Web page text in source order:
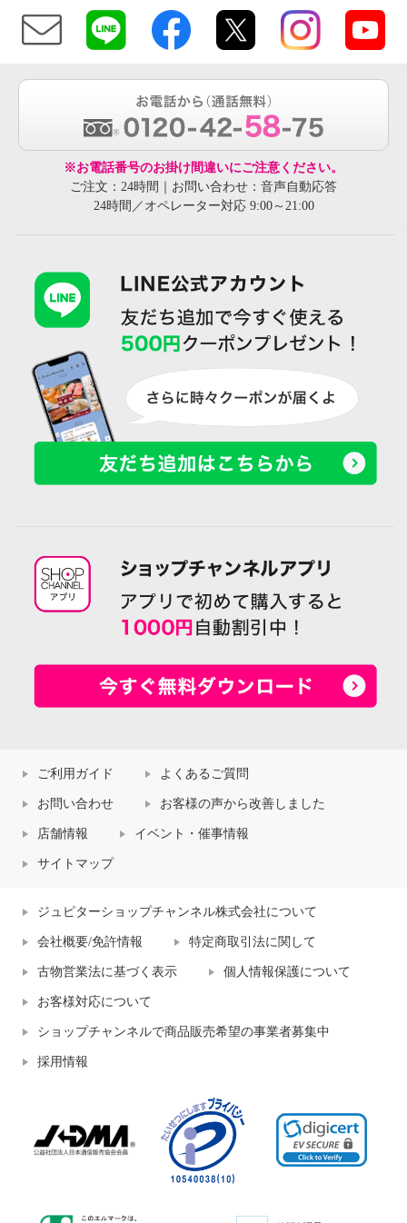
※お電話番号のお掛け間違いにご注意ください。
ご注文：24時間｜お問い合わせ：音声自動応答
24時間／オペレーター対応 9:00～21:00
ご利用ガイド よくあるご質問
お問い合わせ お客様の声から改善しました
店舗情報 イベント・催事情報
サイトマップ
ジュピターショップチャンネル株式会社について
会社概要/免許情報 特定商取引法に関して
古物営業法に基づく表示 個人情報保護について
お客様対応について
ショップチャンネルで商品販売希望の事業者募集中
採用情報